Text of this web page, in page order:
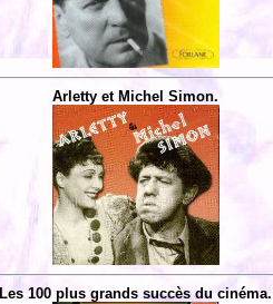
Arletty et Michel Simon.
Les 100 plus grands succès du cinéma.